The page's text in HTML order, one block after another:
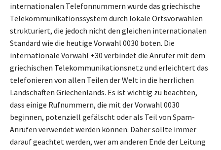
internationalen Telefonnummern wurde das griechische
Telekommunikationssystem durch lokale Ortsvorwahlen
strukturiert, die jedoch nicht den gleichen internationalen
Standard wie die heutige Vorwahl 0030 boten. Die
internationale Vorwahl +30 verbindet die Anrufer mit dem
griechischen Telekommunikationsnetz und erleichtert das
telefonieren von allen Teilen der Welt in die herrlichen
Landschaften Griechenlands. Es ist wichtig zu beachten,
dass einige Rufnummern, die mit der Vorwahl 0030
beginnen, potenziell gefälscht oder als Teil von Spam-
Anrufen verwendet werden können. Daher sollte immer
darauf geachtet werden, wer am anderen Ende der Leitung